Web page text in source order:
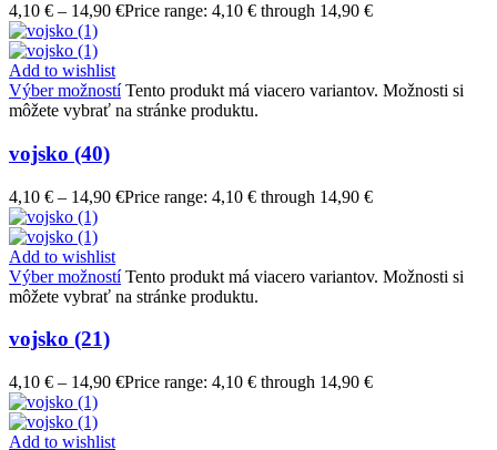
4,10 € – 14,90 €Price range: 4,10 € through 14,90 €
Add to wishlist
Výber možností Tento produkt má viacero variantov. Možnosti si
môžete vybrať na stránke produktu.
vojsko (40)
4,10 € – 14,90 €Price range: 4,10 € through 14,90 €
Add to wishlist
Výber možností Tento produkt má viacero variantov. Možnosti si
môžete vybrať na stránke produktu.
vojsko (21)
4,10 € – 14,90 €Price range: 4,10 € through 14,90 €
Add to wishlist